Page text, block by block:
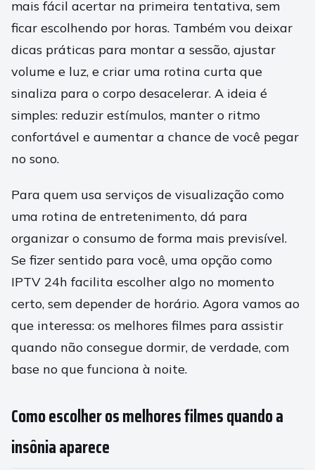
mais fácil acertar na primeira tentativa, sem
ficar escolhendo por horas. Também vou deixar
dicas práticas para montar a sessão, ajustar
volume e luz, e criar uma rotina curta que
sinaliza para o corpo desacelerar. A ideia é
simples: reduzir estímulos, manter o ritmo
confortável e aumentar a chance de você pegar
no sono.
Para quem usa serviços de visualização como
uma rotina de entretenimento, dá para
organizar o consumo de forma mais previsível.
Se fizer sentido para você, uma opção como
IPTV 24h facilita escolher algo no momento
certo, sem depender de horário. Agora vamos ao
que interessa: os melhores filmes para assistir
quando não consegue dormir, de verdade, com
base no que funciona à noite.
Como escolher os melhores filmes quando a
insônia aparece